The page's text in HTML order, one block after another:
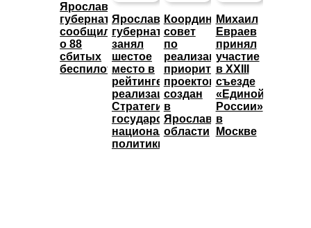
Ярославский
губернатор
сообщил
о 88
сбитых
беспилотниках
Ярославский
губернатор
занял
шестое
место в
рейтинге
реализации
Стратегии
государственной
национальной
политики
Координационный
совет
по
реализации
приоритетных
проектов
создан
в
Ярославской
области
Михаил
Евраев
принял
участие
в XXIII
съезде
«Единой
России»
в
Москве